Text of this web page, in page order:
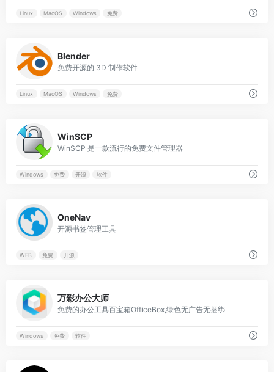
Linux MacOS Windows 免费
Blender
免费开源的 3D 制作软件
Linux MacOS Windows 免费
WinSCP
WinSCP 是一款流行的免费文件管理器
Windows 免费 开源 软件
OneNav
开源书签管理工具
WEB 免费 开源
万彩办公大师
免费的办公工具百宝箱OfficeBox,绿色无广告无捆绑
Windows 免费 软件